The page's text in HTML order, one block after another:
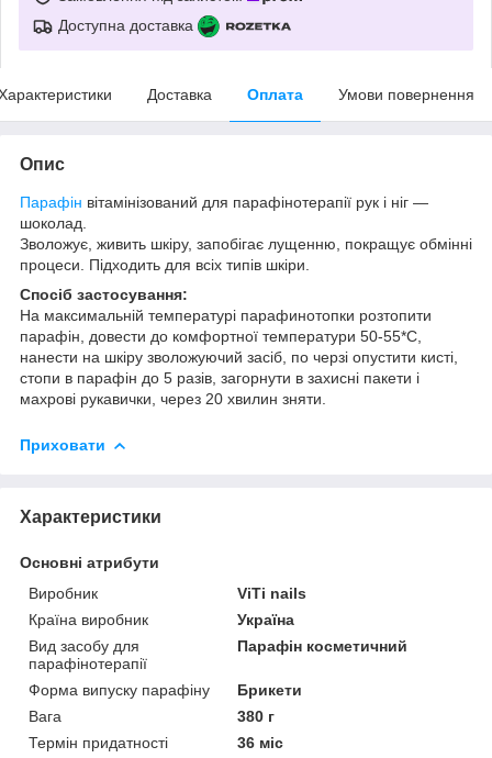
Доступна доставка
Доставка Оплата Умови повернення
Опис
Парафін вітамінізований для парафінотерапії рук і ніг ―
шоколад.
Зволожує, живить шкіру, запобігає лущенню, покращує обмінні
процеси. Підходить для всіх типів шкіри.
Спосіб застосування:
На максимальній температурі парафинотопки розтопити
парафін, довести до комфортної температури 50-55*С,
нанести на шкіру зволожуючий засіб, по черзі опустити кисті,
стопи в парафін до 5 разів, загорнути в захисні пакети і
махрові рукавички, через 20 хвилин зняти.
Приховати
Характеристики
Основні атрибути
Виробник
ViTi nails
Країна виробник
Україна
Вид засобу для
парафінотерапії
Парафін косметичний
Форма випуску парафіну
Брикети
Вага
380 г
Термін придатності
36 міс